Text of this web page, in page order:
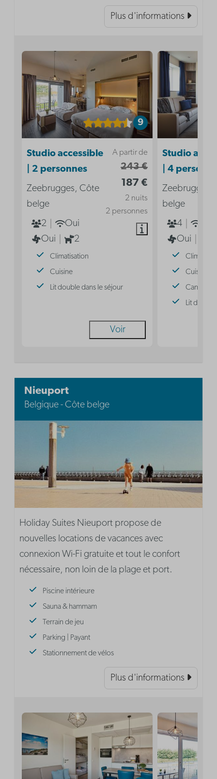
Plus d'informations
9
A partir de
243 €
187 €
2 nuits
2 personnes
Studio accessible
| 2 personnes
Zeebrugges, Côte
belge
2
Oui
Oui
2
Climatisation
Cuisine
Lit double dans le séjour
Voir
Studio
| 4
Zeebrugges,
belge
4
Oui
Cuisine
Canapé-
Lit double
Nieuport
Belgique - Côte belge
Holiday Suites Nieuport propose de
nouvelles locations de vacances avec
connexion Wi-Fi gratuite et tout le confort
nécessaire, non loin de la plage et port.
Piscine intérieure
Sauna & hammam
Terrain de jeu
Parking | Payant
Stationnement de vélos
Plus d'informations